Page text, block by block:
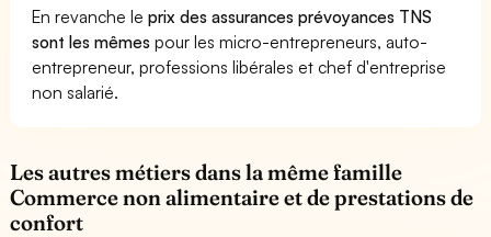
En revanche leprix des assurances prévoyances TNS
sont les mêmes pour les micro-entrepreneurs, auto-
entrepreneur, professions libérales et chef d'entreprise
non salarié.
Les autres métiers dans la même famille
Commerce non alimentaire et de prestations de
confort